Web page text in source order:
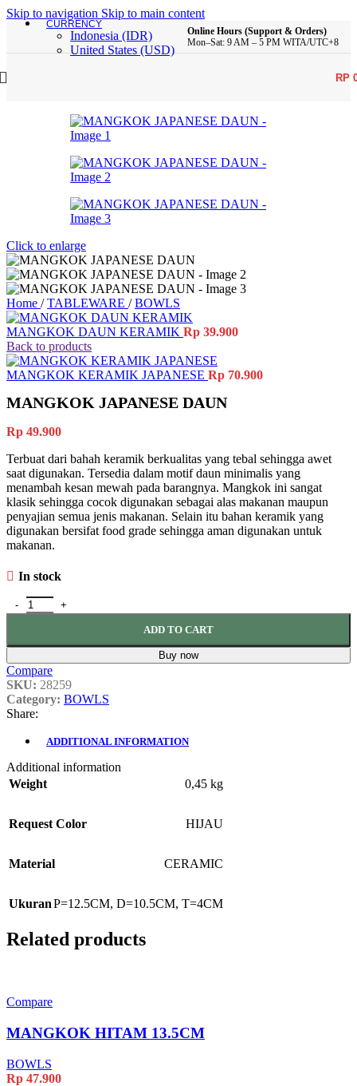
Skip to navigation Skip to main content
CURRENCY
Indonesia (IDR)
United States (USD)
Online Hours (Support & Orders)
Mon–Sat: 9 AM – 5 PM WITA/UTC+8
RP
Click to enlarge
Home / TABLEWARE / BOWLS
MANGKOK DAUN KERAMIK Rp 39.900
Back to products
MANGKOK KERAMIK JAPANESE Rp 70.900
MANGKOK JAPANESE DAUN
Rp 49.900
Terbuat dari bahah keramik berkualitas yang tebal sehingga awet
saat digunakan. Tersedia dalam motif daun minimalis yang
menambah kesan mewah pada barangnya. Mangkok ini sangat
klasik sehingga cocok digunakan sebagai alas makanan maupun
penyajian semua jenis makanan. Selain itu bahan keramik yang
digunakan bersifat food grade sehingga aman digunakan untuk
makanan.
In stock
MANGKOK JAPANESE DAUN quantity
ADD TO CART
Buy now
Compare
SKU: 28259
Category: BOWLS
Share:
ADDITIONAL INFORMATION
Additional information
Weight
0,45 kg
Request Color HIJAU
Material CERAMIC
UkuranP=12.5CM, D=10.5CM, T=4CM
Related products
Compare
MANGKOK HITAM 13.5CM
BOWLS
Rp 47.900